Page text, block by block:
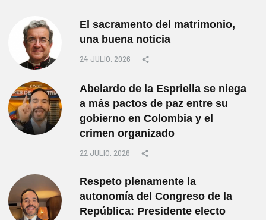
El sacramento del matrimonio,
una buena noticia
24 JULIO, 2026
Abelardo de la Espriella se niega
a más pactos de paz entre su
gobierno en Colombia y el
crimen organizado
22 JULIO, 2026
Respeto plenamente la
autonomía del Congreso de la
República: Presidente electo